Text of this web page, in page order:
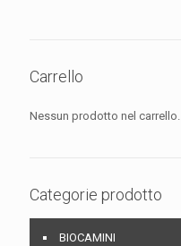
Carrello
Nessun prodotto nel carrello.
Categorie prodotto
BIOCAMINI